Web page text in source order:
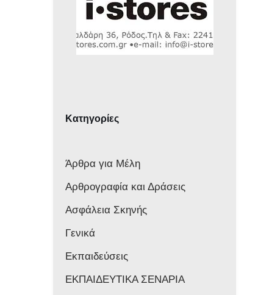
Κατηγορίες
Άρθρα για Μέλη
Αρθρογραφία και Δράσεις
Ασφάλεια Σκηνής
Γενικά
Εκπαιδεύσεις
ΕΚΠΑΙΔΕΥΤΙΚΑ ΣΕΝΑΡΙΑ